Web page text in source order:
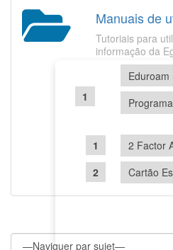
Manuais de
Tutoriais para
informação da
Eduroam
2 Factor
Cartão